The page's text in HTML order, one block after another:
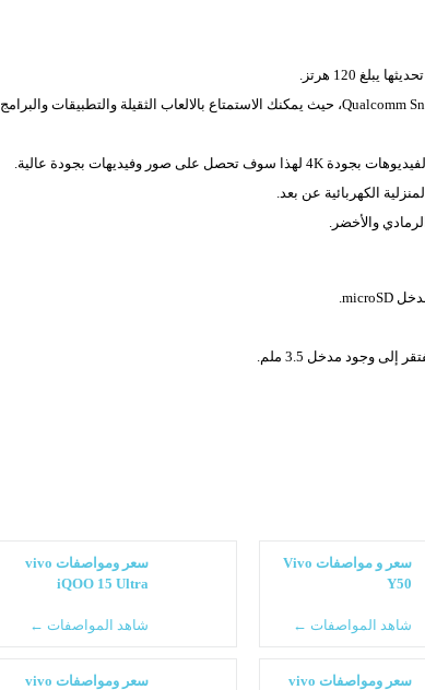
Qualcomm Snapdragon 7s Gen 3، حيث يمكنك الاستمتاع بالالعاب الثقيلة والتطبيقات والبرامج
الكهربائية عن بعد.
والأخضر.
microSD.
إلى وجود مدخل 3.5 ملم.
سعر و مواصفات Vivo
Y50
شاهد المواصفات ←
سعر ومواصفات vivo
iQOO 15 Ultra
شاهد المواصفات ←
سعر ومواصفات vivo
سعر ومواصفات vivo